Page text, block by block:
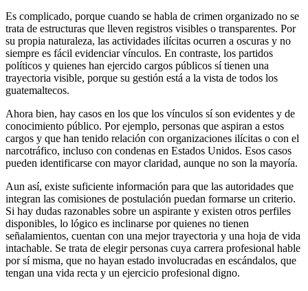
Es complicado, porque cuando se habla de crimen organizado no se
trata de estructuras que lleven registros visibles o transparentes. Por
su propia naturaleza, las actividades ilícitas ocurren a oscuras y no
siempre es fácil evidenciar vínculos. En contraste, los partidos
políticos y quienes han ejercido cargos públicos sí tienen una
trayectoria visible, porque su gestión está a la vista de todos los
guatemaltecos.
Ahora bien, hay casos en los que los vínculos sí son evidentes y de
conocimiento público. Por ejemplo, personas que aspiran a estos
cargos y que han tenido relación con organizaciones ilícitas o con el
narcotráfico, incluso con condenas en Estados Unidos. Esos casos
pueden identificarse con mayor claridad, aunque no son la mayoría.
Aun así, existe suficiente información para que las autoridades que
integran las comisiones de postulación puedan formarse un criterio.
Si hay dudas razonables sobre un aspirante y existen otros perfiles
disponibles, lo lógico es inclinarse por quienes no tienen
señalamientos, cuentan con una mejor trayectoria y una hoja de vida
intachable. Se trata de elegir personas cuya carrera profesional hable
por sí misma, que no hayan estado involucradas en escándalos, que
tengan una vida recta y un ejercicio profesional digno.